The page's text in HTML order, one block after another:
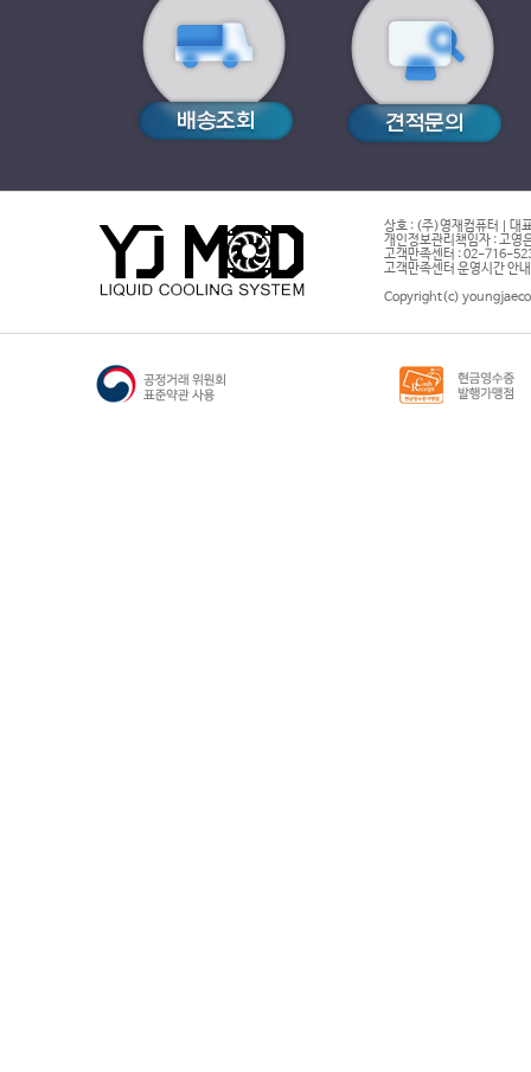
상호 : (주)영재컴퓨터 | 대
개인정보관리책임자 : 고영
고객만족센터 : 02-716-
고객만족센터 운영시간 안
Copyright(c)